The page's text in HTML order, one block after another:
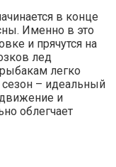
в конце
Именно в это
и прячутся на
лед
легко
сезон – идеальный
и
облегчает